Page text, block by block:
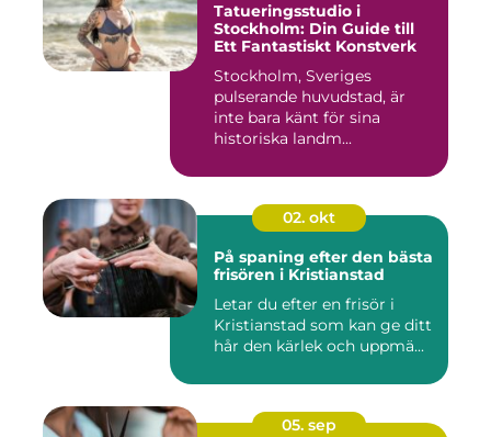
Tatueringsstudio i
Stockholm: Din Guide till
Ett Fantastiskt Konstverk
Stockholm, Sveriges
pulserande huvudstad, är
inte bara känt för sina
historiska landm...
02. okt
På spaning efter den bästa
frisören i Kristianstad
Letar du efter en frisör i
Kristianstad som kan ge ditt
hår den kärlek och uppmä...
05. sep